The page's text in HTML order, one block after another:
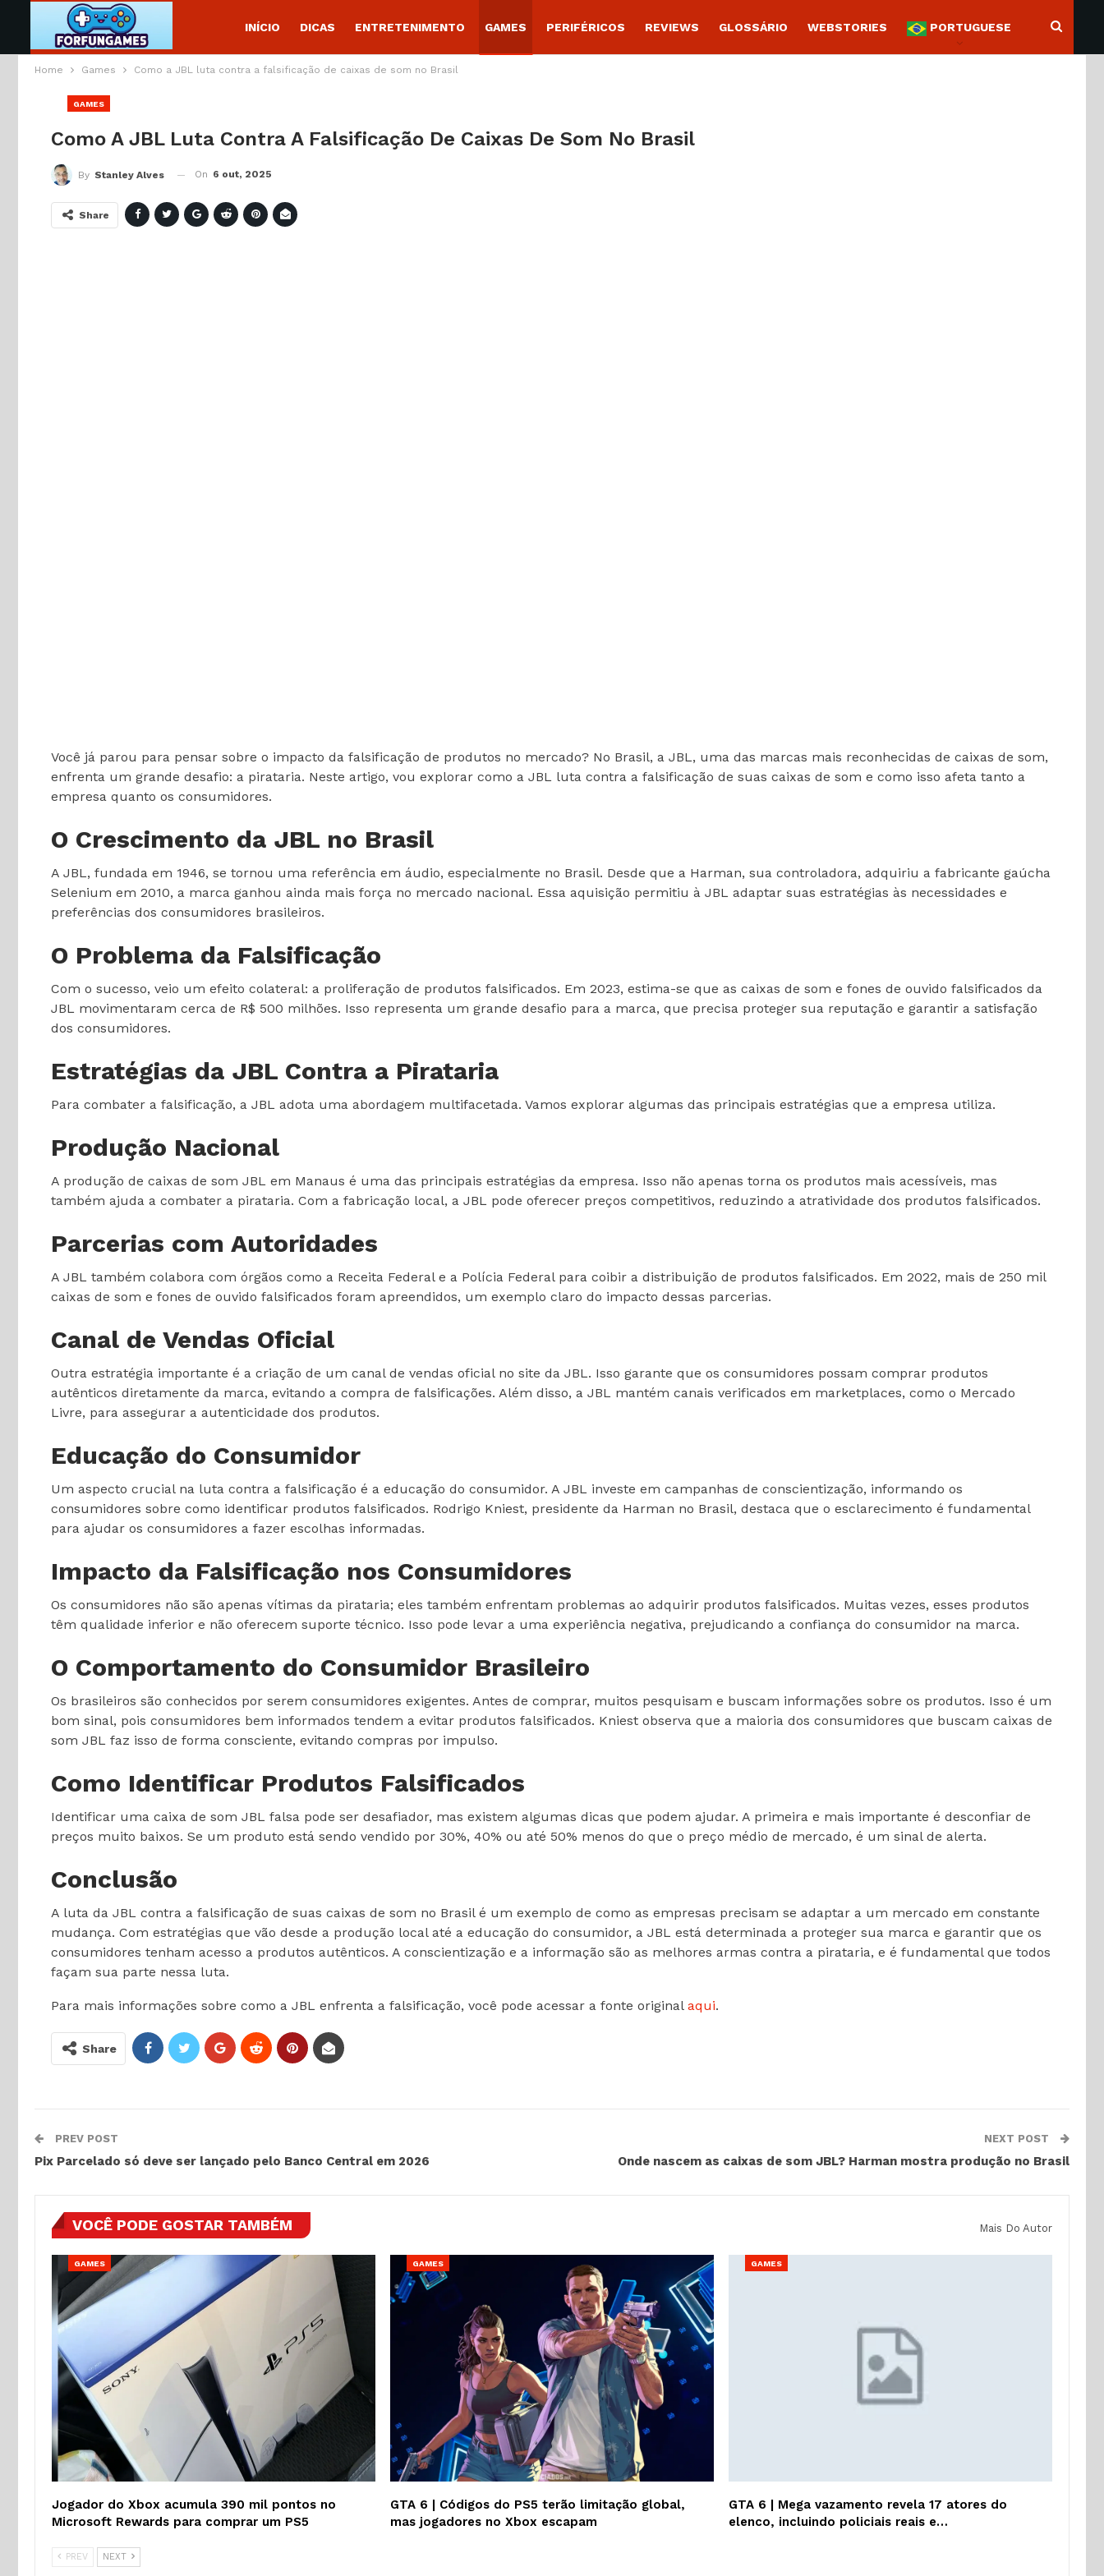
INÍCIO DICAS ENTRETENIMENTO GAMES PERIFÉRICOS REVIEWS GLOSSÁRIO WEBSTORIES PORTUGUESE
Home Games Como a JBL luta contra a falsificação de caixas de som no Brasil
GAMES
Como A JBL Luta Contra A Falsificação De Caixas De Som No Brasil
By Stanley Alves On 6 out, 2025
Share
Você já parou para pensar sobre o impacto da falsificação de produtos no mercado? No Brasil, a JBL, uma das marcas mais reconhecidas de caixas de som,
enfrenta um grande desafio: a pirataria. Neste artigo, vou explorar como a JBL luta contra a falsificação de suas caixas de som e como isso afeta tanto a
empresa quanto os consumidores.
O Crescimento da JBL no Brasil
A JBL, fundada em 1946, se tornou uma referência em áudio, especialmente no Brasil. Desde que a Harman, sua controladora, adquiriu a fabricante gaúcha
Selenium em 2010, a marca ganhou ainda mais força no mercado nacional. Essa aquisição permitiu à JBL adaptar suas estratégias às necessidades e
preferências dos consumidores brasileiros.
O Problema da Falsificação
Com o sucesso, veio um efeito colateral: a proliferação de produtos falsificados. Em 2023, estima-se que as caixas de som e fones de ouvido falsificados da
JBL movimentaram cerca de R$ 500 milhões. Isso representa um grande desafio para a marca, que precisa proteger sua reputação e garantir a satisfação
dos consumidores.
Estratégias da JBL Contra a Pirataria
Para combater a falsificação, a JBL adota uma abordagem multifacetada. Vamos explorar algumas das principais estratégias que a empresa utiliza.
Produção Nacional
A produção de caixas de som JBL em Manaus é uma das principais estratégias da empresa. Isso não apenas torna os produtos mais acessíveis, mas
também ajuda a combater a pirataria. Com a fabricação local, a JBL pode oferecer preços competitivos, reduzindo a atratividade dos produtos falsificados.
Parcerias com Autoridades
A JBL também colabora com órgãos como a Receita Federal e a Polícia Federal para coibir a distribuição de produtos falsificados. Em 2022, mais de 250 mil
caixas de som e fones de ouvido falsificados foram apreendidos, um exemplo claro do impacto dessas parcerias.
Canal de Vendas Oficial
Outra estratégia importante é a criação de um canal de vendas oficial no site da JBL. Isso garante que os consumidores possam comprar produtos
autênticos diretamente da marca, evitando a compra de falsificações. Além disso, a JBL mantém canais verificados em marketplaces, como o Mercado
Livre, para assegurar a autenticidade dos produtos.
Educação do Consumidor
Um aspecto crucial na luta contra a falsificação é a educação do consumidor. A JBL investe em campanhas de conscientização, informando os
consumidores sobre como identificar produtos falsificados. Rodrigo Kniest, presidente da Harman no Brasil, destaca que o esclarecimento é fundamental
para ajudar os consumidores a fazer escolhas informadas.
Impacto da Falsificação nos Consumidores
Os consumidores não são apenas vítimas da pirataria; eles também enfrentam problemas ao adquirir produtos falsificados. Muitas vezes, esses produtos
têm qualidade inferior e não oferecem suporte técnico. Isso pode levar a uma experiência negativa, prejudicando a confiança do consumidor na marca.
O Comportamento do Consumidor Brasileiro
Os brasileiros são conhecidos por serem consumidores exigentes. Antes de comprar, muitos pesquisam e buscam informações sobre os produtos. Isso é um
bom sinal, pois consumidores bem informados tendem a evitar produtos falsificados. Kniest observa que a maioria dos consumidores que buscam caixas de
som JBL faz isso de forma consciente, evitando compras por impulso.
Como Identificar Produtos Falsificados
Identificar uma caixa de som JBL falsa pode ser desafiador, mas existem algumas dicas que podem ajudar. A primeira e mais importante é desconfiar de
preços muito baixos. Se um produto está sendo vendido por 30%, 40% ou até 50% menos do que o preço médio de mercado, é um sinal de alerta.
Conclusão
A luta da JBL contra a falsificação de suas caixas de som no Brasil é um exemplo de como as empresas precisam se adaptar a um mercado em constante
mudança. Com estratégias que vão desde a produção local até a educação do consumidor, a JBL está determinada a proteger sua marca e garantir que os
consumidores tenham acesso a produtos autênticos. A conscientização e a informação são as melhores armas contra a pirataria, e é fundamental que todos
façam sua parte nessa luta.
Para mais informações sobre como a JBL enfrenta a falsificação, você pode acessar a fonte original aqui.
Share
PREV POST
Pix Parcelado só deve ser lançado pelo Banco Central em 2026
NEXT POST
Onde nascem as caixas de som JBL? Harman mostra produção no Brasil
VOCÊ PODE GOSTAR TAMBÉM Mais Do Autor
GAMES
Jogador do Xbox acumula 390 mil pontos no
Microsoft Rewards para comprar um PS5
GAMES
GTA 6 | Códigos do PS5 terão limitação global,
mas jogadores no Xbox escapam
GAMES
GTA 6 | Mega vazamento revela 17 atores do
elenco, incluindo policiais reais e…
PREV NEXT